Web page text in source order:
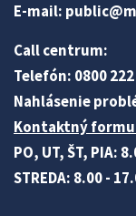
E-mail:
Call centrum:
Telefón: 0800
Nahlásenie
Kontaktný
PO, UT, ŠT, PIA:
STREDA: 8.00 -